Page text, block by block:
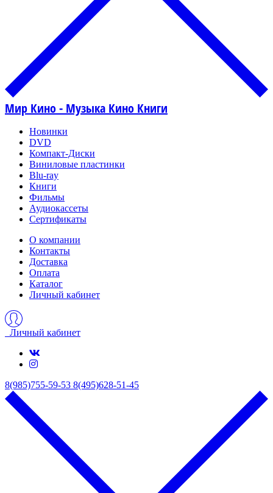
Мир Кино - Музыка Кино Книги
Новинки
DVD
Компакт-Диски
Виниловые пластинки
Blu-ray
Книги
Фильмы
Аудиокассеты
Сертификаты
О компании
Контакты
Доставка
Оплата
Каталог
Личный кабинет
Личный кабинет
8(985)755-59-53 8(495)628-51-45